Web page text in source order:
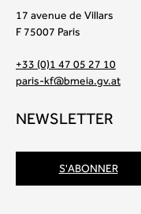
17 avenue de Villars
F 75007 Paris
+33 (0)1 47 05 27 10
paris-kf@bmeia.gv.at
NEWSLETTER
S'ABONNER